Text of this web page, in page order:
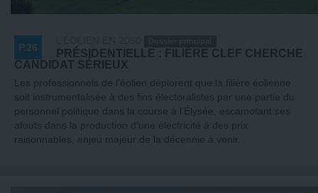
P.26
PRÉSIDENTIELLE : FILIÈRE CLEF CHERCHE
CANDIDAT SÉRIEUX
Les professionnels de l’éolien déplorent que la filière éolienne
soit instrumentalisée à des fins électoralistes par une partie du
personnel politique dans la course à l’Élysée, escamotant ses
atouts dans la production d’une électricité à des prix
raisonnables, enjeu majeur de la décennie à venir.